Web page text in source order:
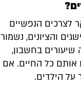
לצרכים הנפשיים
והציונים, נשמור
שיעורים בחשבון,
אותם כל החיים. אם
על הילדים.